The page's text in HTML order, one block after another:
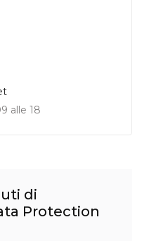
alle 18
di
Protection